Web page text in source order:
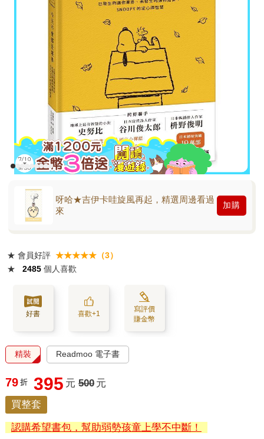
呀哈★吉伊卡哇旋風再起，精選周邊看過
來
加購
★ 會員好評 ★★★★★（3）
★
2485 個人喜歡
好書 喜歡+1
寫評價
賺金幣
精裝 Readmoo 電子書
79 折 395 元 500 元
買整套
認購希望書包，幫助弱勢孩童上學不中斷！